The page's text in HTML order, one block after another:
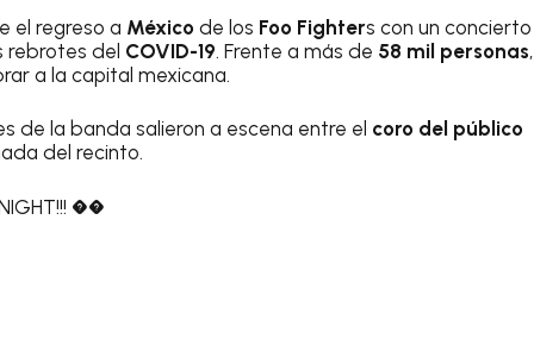
el regreso a México de los Foo Fighters con un concierto
rebrotes del COVID-19. Frente a más de 58 mil personas,
a la capital mexicana.
de la banda salieron a escena entre el coro del público
del recinto.
��